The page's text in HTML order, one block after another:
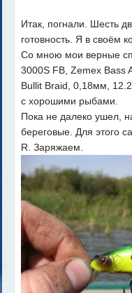
Итак, погнали. Шесть
готовность. Я в своём
Со мною мои верные
3000S FB, Zemex Bass
Bullit Braid, 0,18мм,
с хорошими рыбами.
Пока не далеко ушел,
береговые. Для этого
R. Заряжаем.